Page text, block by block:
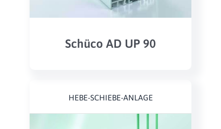
Schüco AD UP 90
HEBE-SCHIEBE-ANLAGE